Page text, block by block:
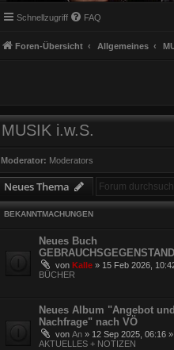
Schnellzugriff FAQ
Foren-Übersicht Allgemeines
MUSIK i.w.S.
Moderator: Moderators
Neues Thema
BEKANNTMACHUNGEN
Neues Buch
GEBRAUCHSGEGENSTAND
von Kalle » 15 Feb 2026,
BÜCHER
Neues Album "Angebot und
Nachfrage" nach VÖ
von An » 12 Sep 2025, 06:16
AKTUELLES + NOTIZEN